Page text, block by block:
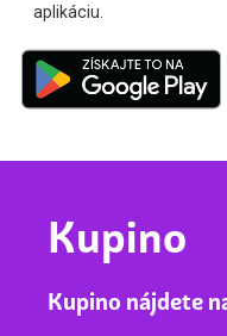
aplikáciu.
Kupino
Kupino nájdete